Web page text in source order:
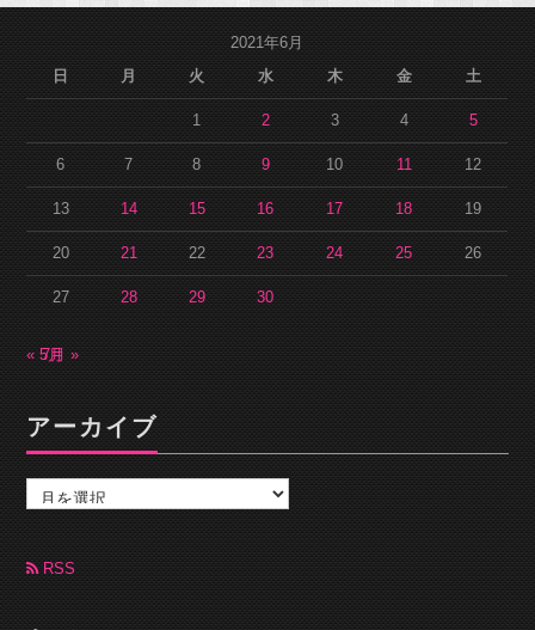
2021年6月
日
月 火 水 木 金 土
1 2 3 4 5
6 7 8 9 10 11 12
13 14 15 16 17 18 19
20 21 22 23 24 25 26
27 28 29 30
« 5月7月 »
アーカイブ
カ
ブ RSS